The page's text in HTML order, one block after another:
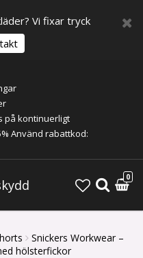
Vi fixar tryck
på kontinuerligt
Använd rabattkod:
0
Snickers Workwear –
hölsterfickor